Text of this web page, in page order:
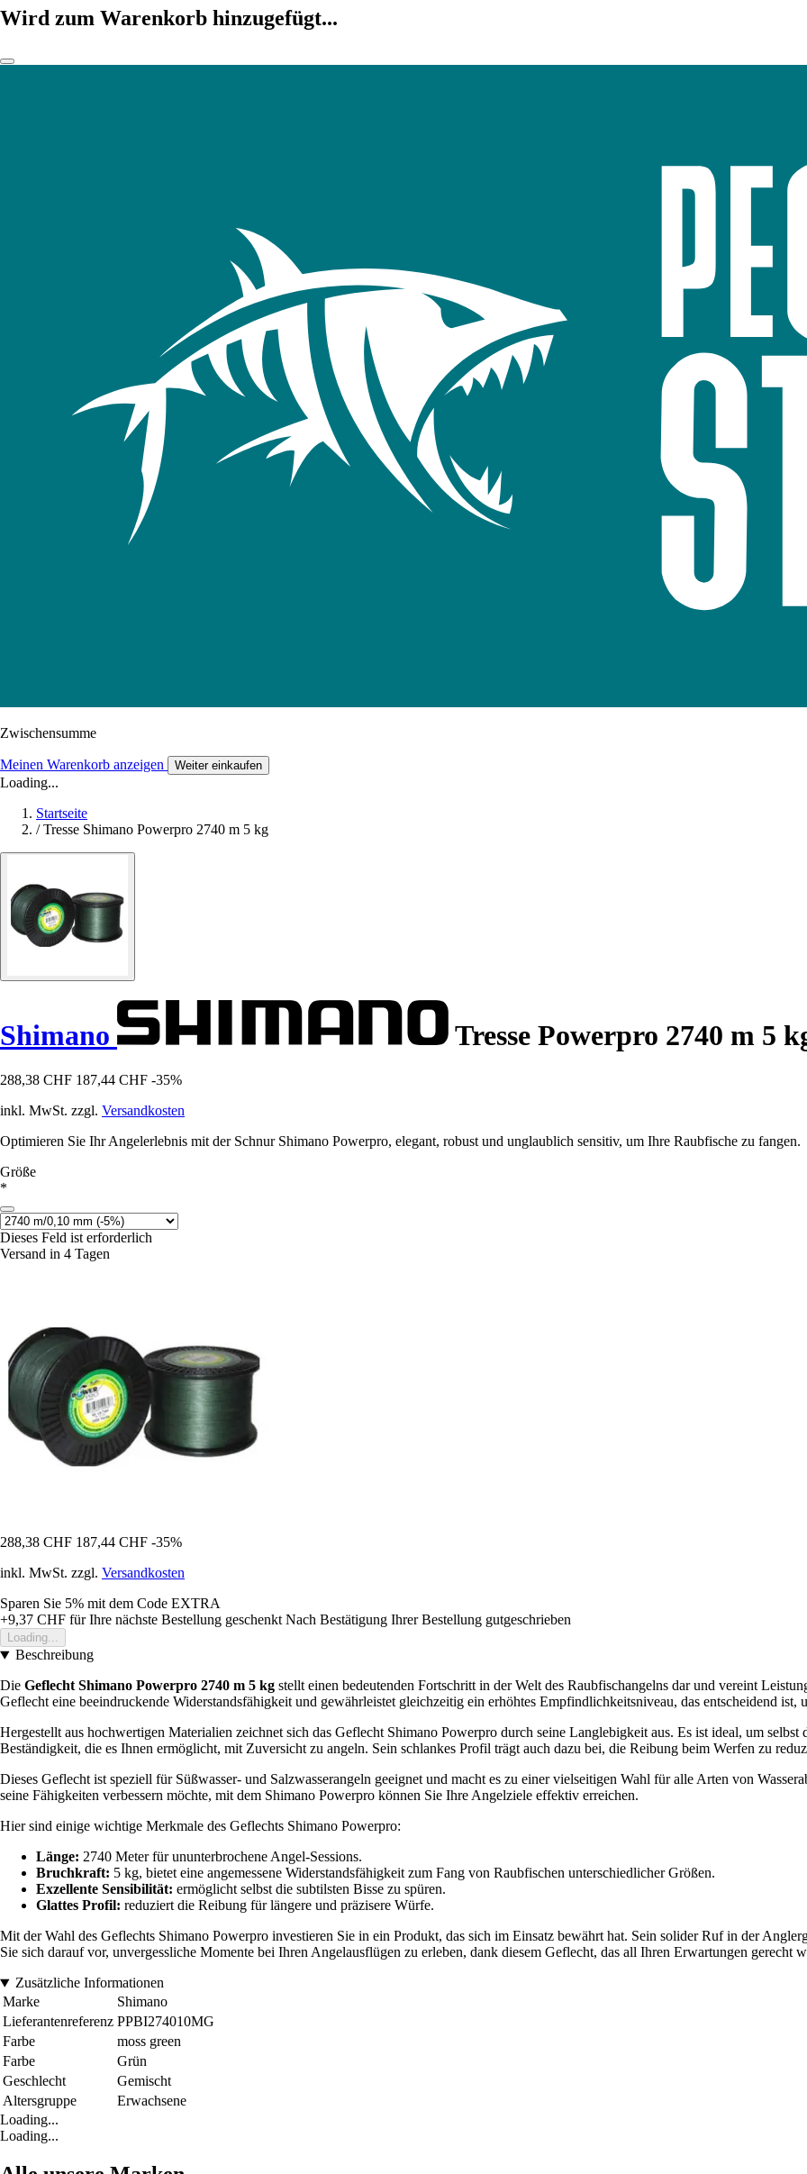
Wird zum Warenkorb hinzugefügt...
Zwischensumme
Meinen Warenkorb anzeigen Weiter einkaufen
Loading...
Startseite
/ Tresse Shimano Powerpro 2740 m 5 kg
Shimano Tresse Powerpro 2740 m 5
288,38 CHF 187,44 CHF -35%
inkl. MwSt. zzgl. Versandkosten
Optimieren Sie Ihr Angelerlebnis mit der Schnur Shimano Powerpro, elegant, robust und unglaublich sensitiv, um Ihre Raubfische zu fangen.
Größe
*
Dieses Feld ist erforderlich
Versand in 4 Tagen
288,38 CHF 187,44 CHF -35%
inkl. MwSt. zzgl. Versandkosten
Sparen Sie 5% mit dem Code EXTRA
+9,37 CHF für Ihre nächste Bestellung geschenkt Nach Bestätigung Ihrer Bestellung gutgeschrieben
Loading...
Beschreibung
Die Geflecht Shimano Powerpro 2740 m 5 kg stellt einen bedeutenden Fortschritt in der Welt des Raubfischangelns dar und vereint
Geflecht eine beeindruckende Widerstandsfähigkeit und gewährleistet gleichzeitig ein erhöhtes Empfindlichkeitsniveau, das entscheidend ist,
Hergestellt aus hochwertigen Materialien zeichnet sich das Geflecht Shimano Powerpro durch seine Langlebigkeit aus. Es ist ideal, um
Beständigkeit, die es Ihnen ermöglicht, mit Zuversicht zu angeln. Sein schlankes Profil trägt auch dazu bei, die Reibung beim Werfen zu
Dieses Geflecht ist speziell für Süßwasser- und Salzwasserangeln geeignet und macht es zu einer vielseitigen Wahl für alle Arten von
seine Fähigkeiten verbessern möchte, mit dem Shimano Powerpro können Sie Ihre Angelziele effektiv erreichen.
Hier sind einige wichtige Merkmale des Geflechts Shimano Powerpro:
Länge: 2740 Meter für ununterbrochene Angel-Sessions.
Bruchkraft: 5 kg, bietet eine angemessene Widerstandsfähigkeit zum Fang von Raubfischen unterschiedlicher Größen.
Exzellente Sensibilität: ermöglicht selbst die subtilsten Bisse zu spüren.
Glattes Profil: reduziert die Reibung für längere und präzisere Würfe.
Mit der Wahl des Geflechts Shimano Powerpro investieren Sie in ein Produkt, das sich im Einsatz bewährt hat. Sein solider Ruf in der
Sie sich darauf vor, unvergessliche Momente bei Ihren Angelausflügen zu erleben, dank diesem Geflecht, das all Ihren Erwartungen gerecht
Zusätzliche Informationen
Marke
Shimano
Lieferantenreferenz PPBI274010MG
Farbe
moss green
Farbe
Grün
Geschlecht
Gemischt
Altersgruppe
Erwachsene
Loading...
Loading...